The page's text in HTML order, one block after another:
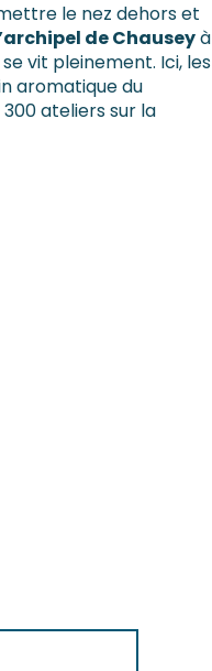
le nez dehors et
de Chauseyà
vit pleinement. Ici, les
aromatique du
ateliers sur la